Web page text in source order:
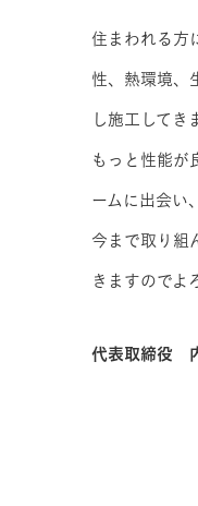
住まわれる方
性、熱環境、
し施工してき
もっと性能が
ームに出会い
今まで取り組
きますのでよ
代表取締役